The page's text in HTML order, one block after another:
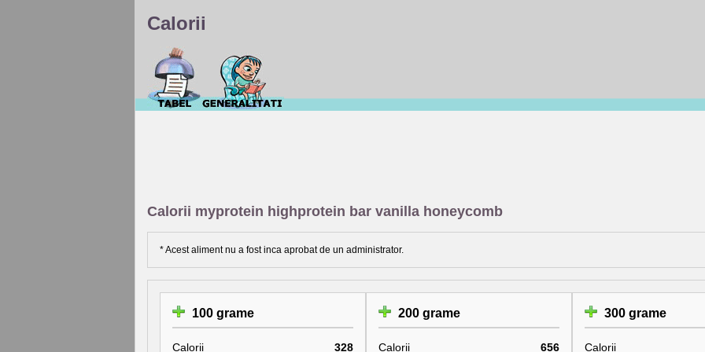
Calorii
Calorii myprotein highprotein bar vanilla honeycomb
* Acest aliment nu a fost inca aprobat de un administrator.
100 grame
Calorii 328
200 grame
Calorii 656
300 grame
Calorii